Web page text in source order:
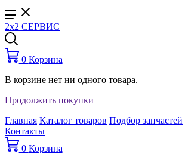
2x2 СЕРВИС
0 Корзина
В корзине нет ни одного товара.
Продолжить покупки
Главная Каталог товаров Подбор запчастей
Контакты
0 Корзина